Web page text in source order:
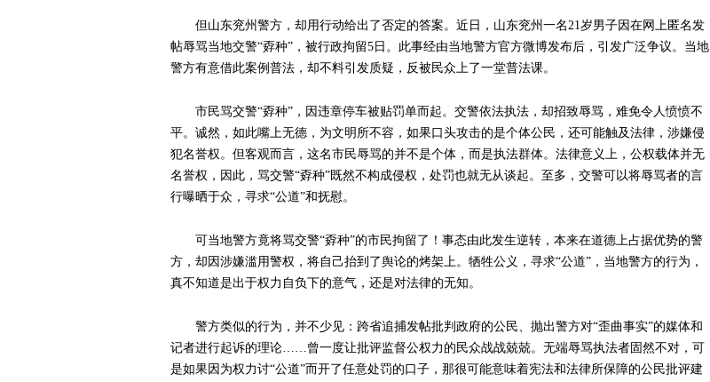
但山东兖州警方，却用行动给出了否定的答案。近日，山东兖州一名21岁男子因在网上匿名发
帖辱骂当地交警“孬种”，被行政拘留5日。此事经由当地警方官方微博发布后，引发广泛争议。当地
警方有意借此案例普法，却不料引发质疑，反被民众上了一堂普法课。
市民骂交警“孬种”，因违章停车被贴罚单而起。交警依法执法，却招致辱骂，难免令人愤愤不
平。诚然，如此嘴上无德，为文明所不容，如果口头攻击的是个体公民，还可能触及法律，涉嫌侵
犯名誉权。但客观而言，这名市民辱骂的并不是个体，而是执法群体。法律意义上，公权载体并无
名誉权，因此，骂交警“孬种”既然不构成侵权，处罚也就无从谈起。至多，交警可以将辱骂者的言
行曝晒于众，寻求“公道”和抚慰。
可当地警方竟将骂交警“孬种”的市民拘留了！事态由此发生逆转，本来在道德上占据优势的警
方，却因涉嫌滥用警权，将自己抬到了舆论的烤架上。牺牲公义，寻求“公道”，当地警方的行为，
真不知道是出于权力自负下的意气，还是对法律的无知。
警方类似的行为，并不少见：跨省追捕发帖批判政府的公民、抛出警方对“歪曲事实”的媒体和
记者进行起诉的理论……曾一度让批评监督公权力的民众战战兢兢。无端辱骂执法者固然不对，可
是如果因为权力讨“公道”而开了任意处罚的口子，那很可能意味着宪法和法律所保障的公民批评建